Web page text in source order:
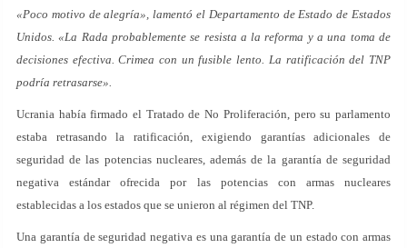
«Poco motivo de alegría», lamentó el Departamento de Estado de Estados
Unidos. «La Rada probablemente se resista a la reforma y a una toma de
decisiones efectiva. Crimea con un fusible lento. La ratificación del TNP
podría retrasarse».
Ucrania había firmado el Tratado de No Proliferación, pero su parlamento
estaba retrasando la ratificación, exigiendo garantías adicionales de
seguridad de las potencias nucleares, además de la garantía de seguridad
negativa estándar ofrecida por las potencias con armas nucleares
establecidas a los estados que se unieron al régimen del TNP.
Una garantía de seguridad negativa es una garantía de un estado con armas